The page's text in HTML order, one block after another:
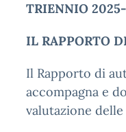
TRIENNIO
IL RAPPORTO
Il Rapporto di
accompagna e
valutazione